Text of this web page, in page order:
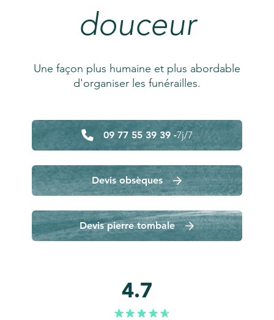
douceur
Une façon plus humaine et plus abordable
d'organiser les funérailles.
09 77 55 39 39 -7j/7
Devis obsèques
Devis pierre tombale
4.7